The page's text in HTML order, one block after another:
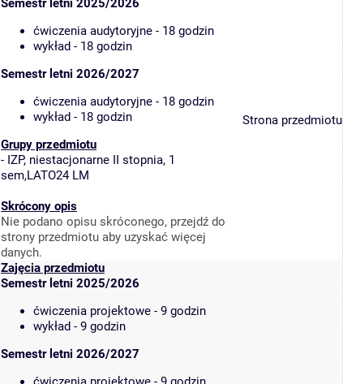
Semestr letni 2025/2026
ćwiczenia audytoryjne - 18 godzin
wykład - 18 godzin
Semestr letni 2026/2027
ćwiczenia audytoryjne - 18 godzin
wykład - 18 godzin
Grupy przedmiotu
- IZP, niestacjonarne II stopnia, 1
sem,LATO24 LM
Skrócony opis
Nie podano opisu skróconego, przejdź do
strony przedmiotu aby uzyskać więcej
danych.
Strona przedmiotu
Zajęcia przedmiotu
Semestr letni 2025/2026
ćwiczenia projektowe - 9 godzin
wykład - 9 godzin
Semestr letni 2026/2027